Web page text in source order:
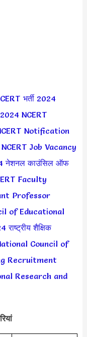
भर्ती 2024
2024 NCERT
Notification
NCERT Job Vacancy
नेशनल काउंसिल ऑफ
Faculty
Professor
of Educational
राष्ट्रीय शैक्षिक
Council of
Recruitment
Research and